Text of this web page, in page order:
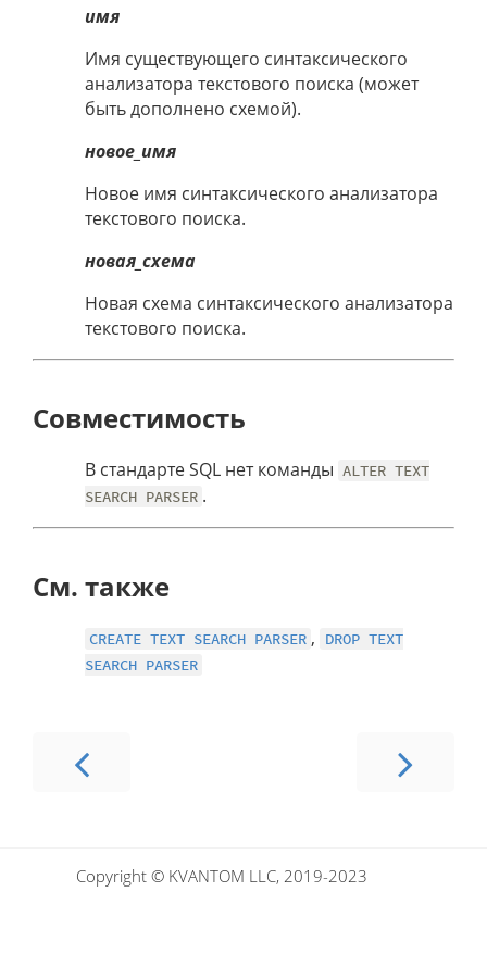
имя
Имя существующего синтаксического
анализатора текстового поиска (может
быть дополнено схемой).
новое_имя
Новое имя синтаксического анализатора
текстового поиска.
новая_схема
Новая схема синтаксического анализатора
текстового поиска.
Совместимость
В стандарте SQL нет команды ALTER TEXT
SEARCH PARSER .
См. также
CREATE TEXT SEARCH PARSER ,
DROP TEXT
SEARCH PARSER
Copyright © KVANTOM LLC, 2019-2023